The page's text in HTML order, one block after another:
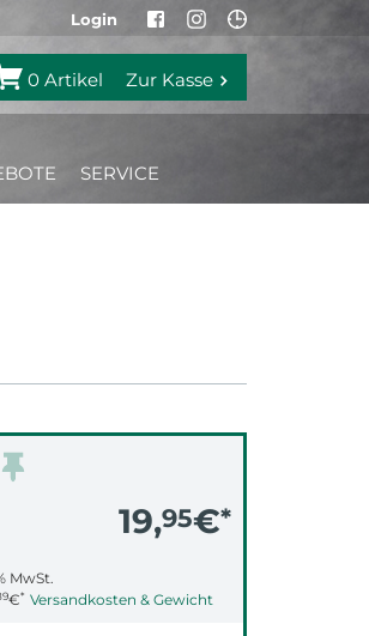
Login
0 Artikel Zur Kasse
SERVICE
19,95€*
MwSt.
€* Versandkosten & Gewicht